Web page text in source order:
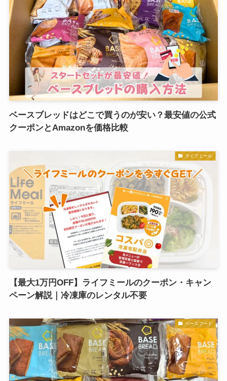
ベースブレッドはどこで買うのが安い？最安値の公式
クーポンとAmazonを価格比較
ライフミール
【最大1万円OFF】ライフミールのクーポン・キャン
ペーン解説｜冷凍庫のレンタル不要
ベースフード